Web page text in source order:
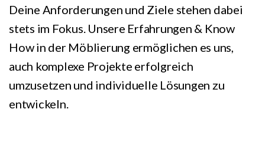
Deine Anforderungen und Ziele stehen dabei
stets im Fokus. Unsere Erfahrungen & Know
How in der Möblierung ermöglichen es uns,
auch komplexe Projekte erfolgreich
umzusetzen und individuelle Lösungen zu
entwickeln.